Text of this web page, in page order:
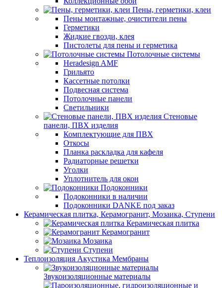
Пены, герметики, клеи
Пены монтажные, очистители пены
Герметики
Жидкие гвозди, клея
Пистолеты для пены и герметика
Потолочные системы
Heradesign AMF
Грильято
Кассетные потолки
Подвесная система
Потолочные панели
Светильники
Стеновые
панели, ПВХ изделия
Комплектующие для ПВХ
Откосы
Планка раскладка для кафеля
Радиаторные решетки
Уголки
Уплотнитель для окон
Подоконники
Подоконники в наличии
Подоконники DANKE под заказ
Керамическая плитка, Керамогранит, Мозаика, Ступени
Керамическая плитка
Керамогранит
Мозаика
Ступени
Теплоизоляция Акустика Мембраны
Звукоизоляционные материалы